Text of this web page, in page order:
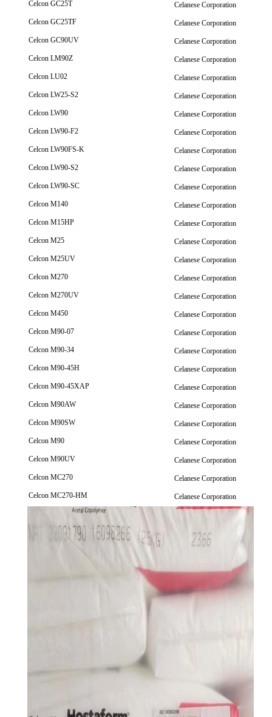
Celcon GC25T
Celanese Corporation
Celcon GC25TF
Celanese Corporation
Celcon GC90UV
Celanese Corporation
Celcon LM90Z
Celanese Corporation
Celcon LU02
Celanese Corporation
Celcon LW25-S2
Celanese Corporation
Celcon LW90
Celanese Corporation
Celcon LW90-F2
Celanese Corporation
Celcon LW90FS-K
Celanese Corporation
Celcon LW90-S2
Celanese Corporation
Celcon LW90-SC
Celanese Corporation
Celcon M140
Celanese Corporation
Celcon M15HP
Celanese Corporation
Celcon M25
Celanese Corporation
Celcon M25UV
Celanese Corporation
Celcon M270
Celanese Corporation
Celcon M270UV
Celanese Corporation
Celcon M450
Celanese Corporation
Celcon M90-07
Celanese Corporation
Celcon M90-34
Celanese Corporation
Celcon M90-45H
Celanese Corporation
Celcon M90-45XAP
Celanese Corporation
Celcon M90AW
Celanese Corporation
Celcon M90SW
Celanese Corporation
Celcon M90
Celanese Corporation
Celcon M90UV
Celanese Corporation
Celcon MC270
Celanese Corporation
Celcon MC270-HM
Celanese Corporation